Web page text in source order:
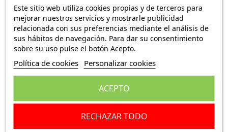
Juego de reparación carburador
Escribe una reseña
Añadir a la cesta
Este sitio web utiliza cookies propias y de terceros para
mejorar nuestros servicios y mostrarle publicidad
relacionada con sus preferencias mediante el análisis de
sus hábitos de navegación. Para dar su consentimiento
sobre su uso pulse el botón Acepto.
Política de cookies Personalizar cookies
RECHAZAR TODO
ACEPTO